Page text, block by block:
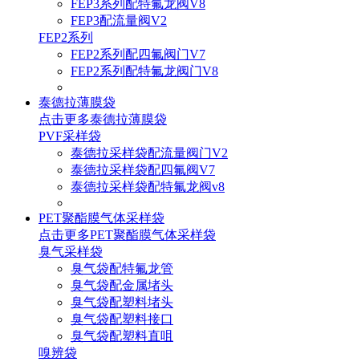
FEP3系列配特氟龙阀V8
FEP3配流量阀V2
FEP2系列
FEP2系列配四氟阀门V7
FEP2系列配特氟龙阀门V8
泰德拉薄膜袋
点击更多泰德拉薄膜袋
PVF采样袋
泰德拉采样袋配流量阀门V2
泰德拉采样袋配四氟阀V7
泰德拉采样袋配特氟龙阀v8
PET聚酯膜气体采样袋
点击更多PET聚酯膜气体采样袋
臭气采样袋
臭气袋配特氟龙管
臭气袋配金属堵头
臭气袋配塑料堵头
臭气袋配塑料接口
臭气袋配塑料直咀
嗅辨袋